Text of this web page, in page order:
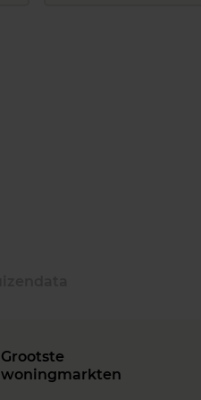
Grootste
woningmarkten